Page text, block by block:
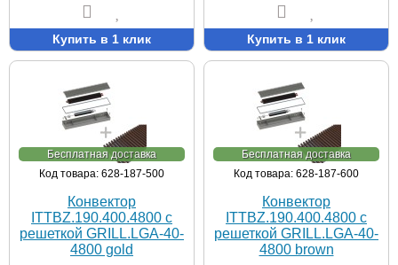
Купить в 1 клик Купить в 1 клик
Бесплатная доставка
Код товара: 628-187-500
Конвектор
ITTBZ.190.400.4800 с
решеткой GRILL.LGA-40-
4800 gold
Бесплатная доставка
Код товара: 628-187-600
Конвектор
ITTBZ.190.400.4800 с
решеткой GRILL.LGA-40-
4800 brown